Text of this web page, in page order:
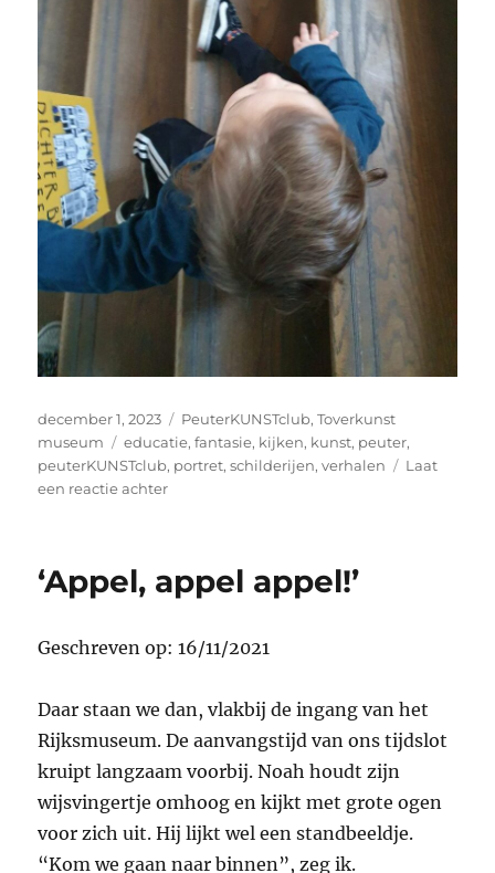
Geplaatst
op
december 1, 2023 Categorieën
PeuterKUNSTclub,Toverkunst
museum
Tags
educatie,fantasie, kijken, kunst, peuter,
peuterKUNSTclub, portret,schilderijen,verhalen
Laat
een reactie achterop
voor
peuters’
‘Appel, appel appel!’
Geschreven op: 16/11/2021
Daar staan we dan, vlakbij de ingang van het
Rijksmuseum. De aanvangstijd van ons tijdslot
kruipt langzaam voorbij. Noah houdt zijn
wijsvingertje omhoog en kijkt met grote ogen
voor zich uit. Hij lijkt wel een standbeeldje.
“Kom we gaan naar binnen”, zeg ik.